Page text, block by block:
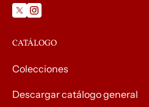
CATÁLOGO
Colecciones
Descargar catálogo general